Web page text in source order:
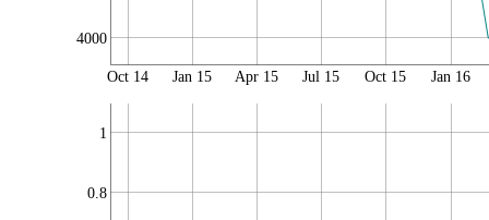
4000
Oct 14 Jan 15 Apr 15 Jul 15 Oct 15 Jan 16
0.8
1